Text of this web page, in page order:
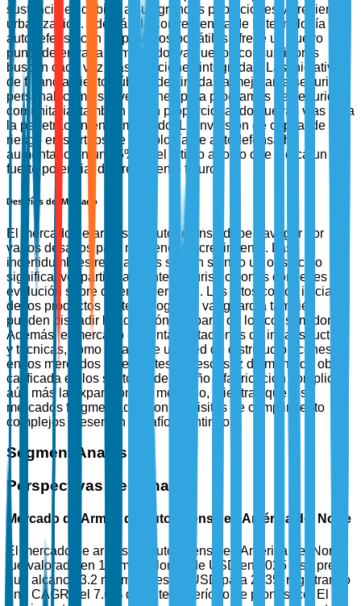
sustanciales debido a sus grandes poblaciones y creciente
urbanización. Además, la convergencia de la tecnología de
autodefensa con dispositivos portátiles ofrece un nuevo
punto de entrada al mercado, ya que los consumidores
buscan cada vez más soluciones integradas. Las iniciativas
de financiamiento público destinadas a mejorar la seguridad
personal, como subvenciones para programas de seguridad
comunitaria, también están proporcionando nuevas vías para
la penetración en el mercado. La inversión de capital de
riesgo en startups de tecnología de autodefensa ha
aumentado en un 35% en el último año, lo que indica un
fuerte potencial de crecimiento futuro.
Desafíos del Mercado
El mercado de armas de autodefensa debe navegar por
varios desafíos para mantener su crecimiento. Las
incertidumbres regulatorias siguen siendo un obstáculo
significativo, particularmente en jurisdicciones con leyes en
evolución sobre defensa personal. Los altos costos iniciales
de los productos de tecnología de vanguardia también
pueden disuadir la adopción por parte de los consumidores.
Además, el mercado enfrenta limitaciones de infraestructura
y técnicas, como la falta de una red de distribución cohesiva
en los mercados emergentes. La escasez de mano de obra
calificada en los sectores de diseño y fabricación complica
aún más la expansión del mercado, mientras que los
mercados fragmentados con requisitos de cumplimiento
complejos presentan desafíos continuos.
Segment Analysis
Perspectivas Regionales
Mercado de Armas de Autodefensa en América del Norte
El mercado de armas de autodefensa en América del Norte
fue valorado en 1.5 mil millones de USD en 2025 y se prevé
que alcance 3.2 mil millones de USD para 2035, registrando
una CAGR del 7.6% durante el período de pronóstico. El